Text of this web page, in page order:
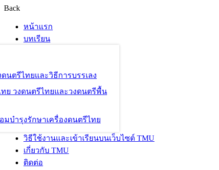
Back
หน้าแรก
บทเรียน
ดนตรีไทยและวิธีการบรรเลง
ทย วงดนตรีไทยและวงดนตรีพื้น
มบำรุงรักษาเครื่องดนตรีไทย
วิธีใช้งานและเข้าเรียนบนเว็บไซต์ TMU
เกี่ยวกับ TMU
ติดต่อ